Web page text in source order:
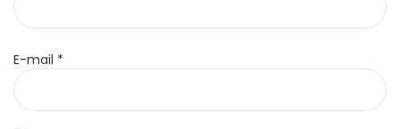
E-mail *